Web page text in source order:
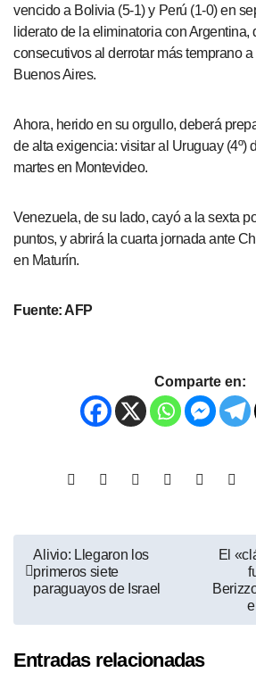
vencido a Bolivia (5-1) y Perú (1-0) en
liderato de la eliminatoria con Argentina,
consecutivos al derrotar más temprano
Buenos Aires.
Ahora, herido en su orgullo, deberá
de alta exigencia: visitar al Uruguay (4º)
martes en Montevideo.
Venezuela, de su lado, cayó a la sexta
puntos, y abrirá la cuarta jornada ante
en Maturín.
Fuente: AFP
Comparte en:
Alivio: Llegaron los
primeros siete
paraguayos de Israel
El
Entradas relacionadas